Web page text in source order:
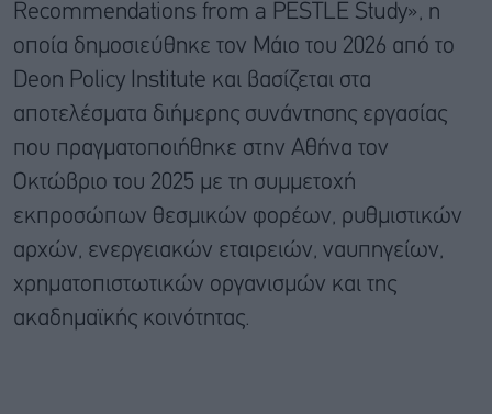
Recommendations from a PESTLE Study», η
οποία δημοσιεύθηκε τον Μάιο του 2026 από το
Deon Policy Institute και βασίζεται στα
αποτελέσματα διήμερης συνάντησης εργασίας
που πραγματοποιήθηκε στην Αθήνα τον
Οκτώβριο του 2025 με τη συμμετοχή
εκπροσώπων θεσμικών φορέων, ρυθμιστικών
αρχών, ενεργειακών εταιρειών, ναυπηγείων,
χρηματοπιστωτικών οργανισμών και της
ακαδημαϊκής κοινότητας.